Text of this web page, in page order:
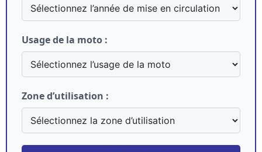
Usage de la moto :
Zone d’utilisation :